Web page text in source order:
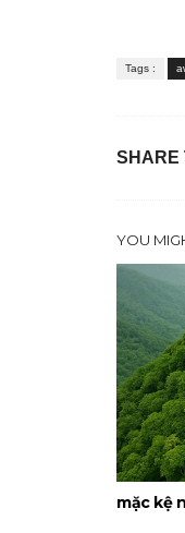
Tags :
SHARE
YOU
mặc kệ